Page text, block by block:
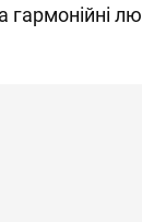
гармонійні